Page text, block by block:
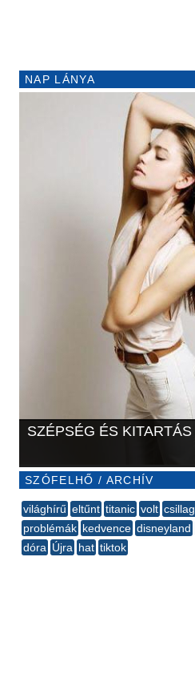
NAP LÁNYA
SZÉPSÉG ÉS KITARTÁS
SZÓFELHŐ / ARCHÍV
világhírű eltűnt titanic volt csillag
problémák kedvence disneyland
dóra Újra hat tiktok